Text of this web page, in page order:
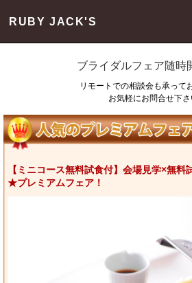
RUBY JACK'S
ブライダルフェア随時
リモートでの相談会も承って
お気軽にお問合せ下
【ミニコース無料試食付】会場見学×無料
★プレミアムフェア！